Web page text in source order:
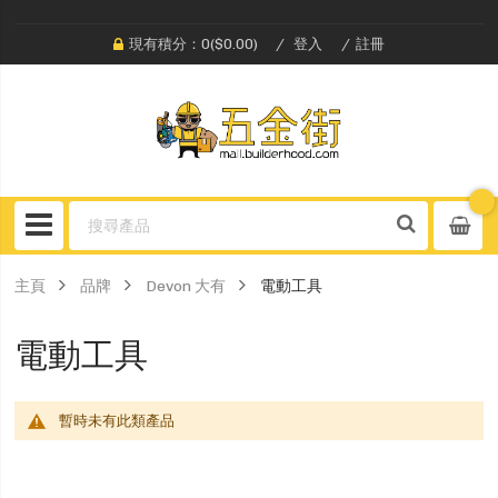
現有積分：0($0.00) 登入 註冊
主頁 品牌 Devon 大有 電動工具
電動工具
暫時未有此類產品